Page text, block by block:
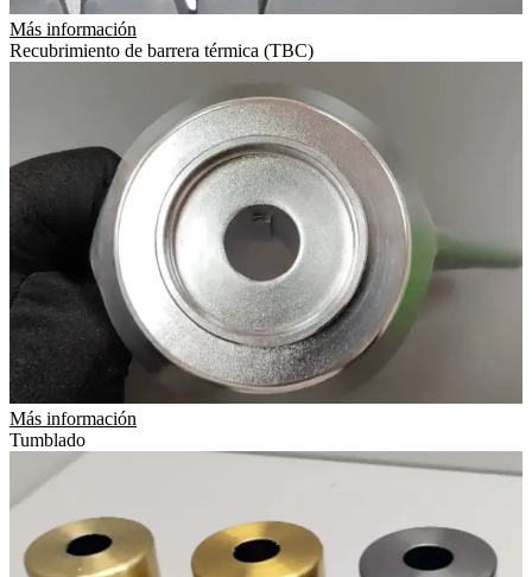
Más información
Recubrimiento de barrera térmica (TBC)
Más información
Tumblado